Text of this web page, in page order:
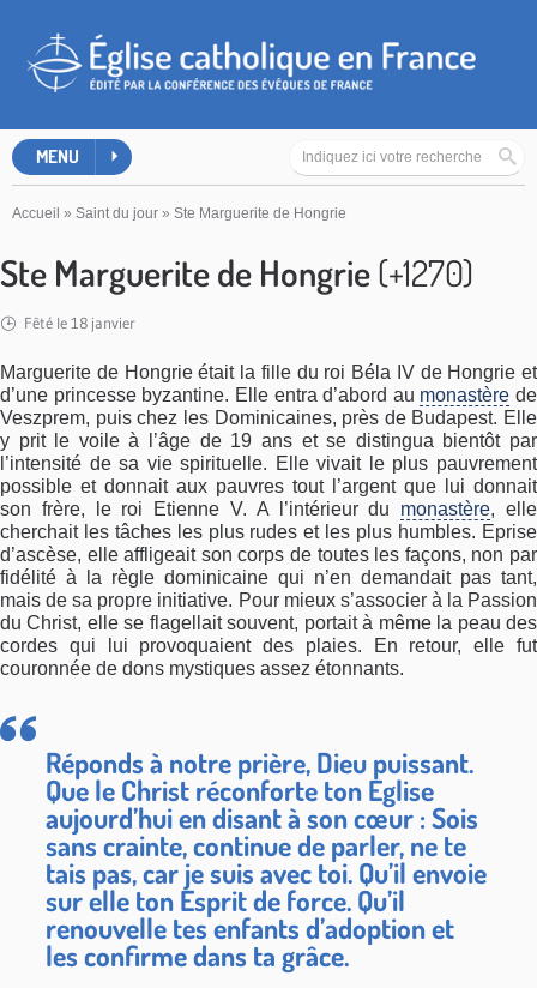
MENU
Accueil » Saint du jour » Ste Marguerite de Hongrie
Ste Marguerite de Hongrie(+1270)
Fêté le 18 janvier
Marguerite de Hongrie était la fille du roi Béla IV de Hongrie et
d’une princesse byzantine. Elle entra d’abord au monastère de
Veszprem, puis chez les Dominicaines, près de Budapest. Elle
y prit le voile à l’âge de 19 ans et se distingua bientôt par
l’intensité de sa vie spirituelle. Elle vivait le plus pauvrement
possible et donnait aux pauvres tout l’argent que lui donnait
son frère, le roi Etienne V. A l’intérieur du monastère, elle
cherchait les tâches les plus rudes et les plus humbles. Eprise
d’ascèse, elle affligeait son corps de toutes les façons, non par
fidélité à la règle dominicaine qui n’en demandait pas tant,
mais de sa propre initiative. Pour mieux s’associer à la Passion
du Christ, elle se flagellait souvent, portait à même la peau des
cordes qui lui provoquaient des plaies. En retour, elle fut
couronnée de dons mystiques assez étonnants.
Réponds à notre prière, Dieu puissant.
Que le Christ réconforte ton Eglise
aujourd’hui en disant à son cœur : Sois
sans crainte, continue de parler, ne te
tais pas, car je suis avec toi. Qu’il envoie
sur elle ton Esprit de force. Qu’il
renouvelle tes enfants d’adoption et
les confirme dans ta grâce.